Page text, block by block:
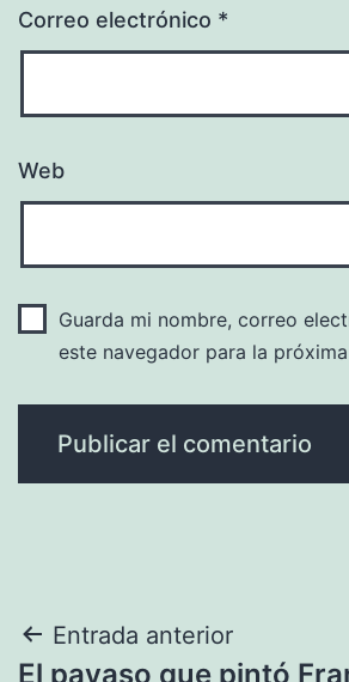
Correo electrónico *
Web
Guarda mi nombre, correo
este navegador para la
Navegación
Entrada anterior
El payaso que pintó